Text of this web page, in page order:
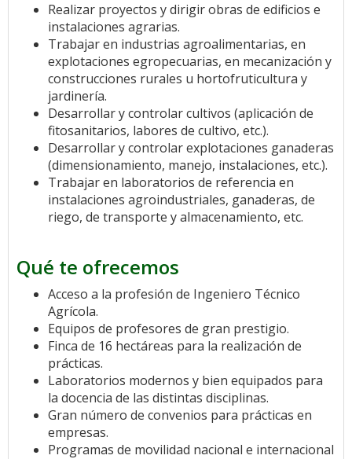
Realizar proyectos y dirigir obras de edificios e
instalaciones agrarias.
Trabajar en industrias agroalimentarias, en
explotaciones egropecuarias, en mecanización y
construcciones rurales u hortofruticultura y
jardinería.
Desarrollar y controlar cultivos (aplicación de
fitosanitarios, labores de cultivo, etc.).
Desarrollar y controlar explotaciones ganaderas
(dimensionamiento, manejo, instalaciones, etc.).
Trabajar en laboratorios de referencia en
instalaciones agroindustriales, ganaderas, de
riego, de transporte y almacenamiento, etc.
Qué te ofrecemos
Acceso a la profesión de Ingeniero Técnico
Agrícola.
Equipos de profesores de gran prestigio.
Finca de 16 hectáreas para la realización de
prácticas.
Laboratorios modernos y bien equipados para
la docencia de las distintas disciplinas.
Gran número de convenios para prácticas en
empresas.
Programas de movilidad nacional e internacional